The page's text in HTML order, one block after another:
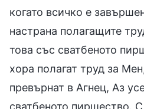
когато всичко е
настрана полагащите
това със сватбеното
хора полагат труд за
превърнат в Агнец, Аз
сватбеното пиршество.